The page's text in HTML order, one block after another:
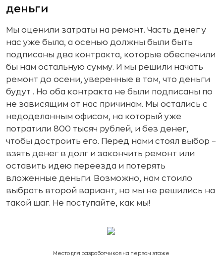
деньги
Мы оценили затраты на ремонт. Часть денег у
нас уже была, а осенью должны были быть
подписаны два контракта, которые обеспечили
бы нам остальную сумму. И мы решили начать
ремонт до осени, уверенные в том, что деньги
будут . Но оба контракта не были подписаны по
не зависящим от нас причинам. Мы остались с
недоделанным офисом, на который уже
потратили 800 тысяч рублей, и без денег,
чтобы достроить его. Перед нами стоял выбор –
взять денег в долг и закончить ремонт или
оставить идею переезда и потерять
вложенные деньги. Возможно, нам стоило
выбрать второй вариант, но мы не решились на
такой шаг. Не поступайте, как мы!
Место для разработчиков на первом этаже